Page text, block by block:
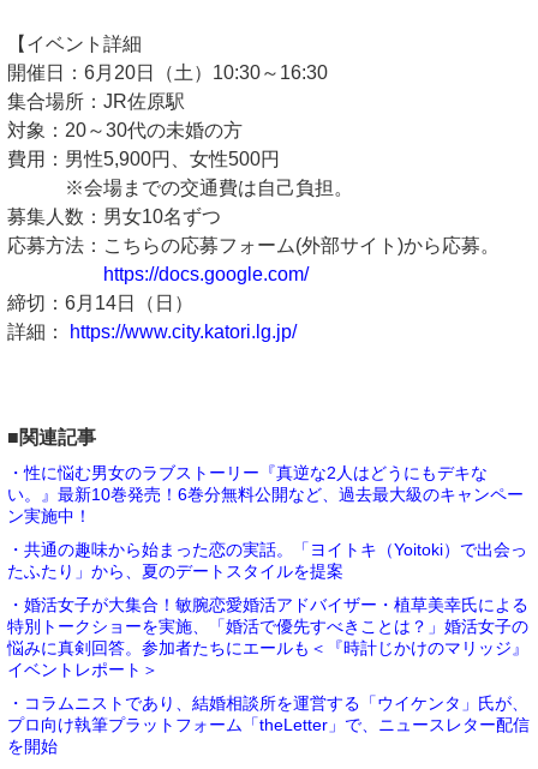
【イベント詳細
開催日：6月20日（土）10:30～16:30
集合場所：JR佐原駅
対象：20～30代の未婚の方
費用：男性5,900円、女性500円
※会場までの交通費は自己負担。
募集人数：男女10名ずつ
応募方法：こちらの応募フォーム(外部サイト)から応募。
https://docs.google.com/
締切：6月14日（日）
詳細：
https://www.city.katori.lg.jp/
■関連記事
・性に悩む男女のラブストーリー『真逆な2人はどうにもデキな
い。』最新10巻発売！6巻分無料公開など、過去最大級のキャンペー
ン実施中！
・共通の趣味から始まった恋の実話。「ヨイトキ（Yoitoki）で出会っ
たふたり」から、夏のデートスタイルを提案
・婚活女子が大集合！敏腕恋愛婚活アドバイザー・植草美幸氏による
特別トークショーを実施、「婚活で優先すべきことは？」婚活女子の
悩みに真剣回答。参加者たちにエールも＜『時計じかけのマリッジ』
イベントレポート＞
・コラムニストであり、結婚相談所を運営する「ウイケンタ」氏が、
プロ向け執筆プラットフォーム「theLetter」で、ニュースレター配信
を開始